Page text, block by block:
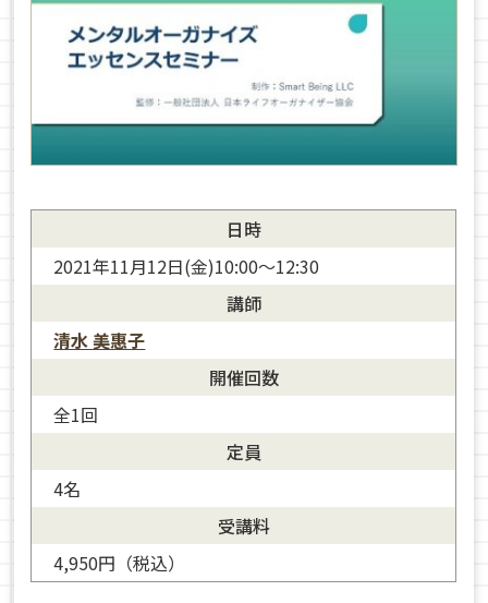
日時
2021年11月12日(金)10:00〜12:30
講師
清水 美惠子
開催回数
全1回
定員
4名
受講料
4,950円（税込）